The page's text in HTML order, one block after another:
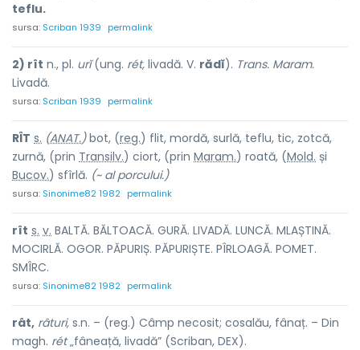
teflu.
sursa: Scriban 1939 permalink
2) rît n., pl. urĭ(ung. rét, livadă. V. rădĭ). Trans. Maram.
Livadă.
sursa: Scriban 1939 permalink
RÎT s. (ANAT.)bot, (reg.) flit, mordă, surlă, teflu, tic, zotcă,
zurnă, (prin Transilv.) ciort, (prin Maram.) roată, (Mold. și
Bucov.) sfîrlă. (~ al porcului.)
sursa: Sinonime82 1982 permalink
rît s. v. BALTĂ. BĂLTOACĂ. GURĂ. LIVADĂ. LUNCĂ. MLAȘTINĂ.
MOCIRLĂ. OGOR. PĂPURIȘ. PĂPURIȘTE. PÎRLOAGĂ. POMET.
SMÎRC.
sursa: Sinonime82 1982 permalink
rât, râturi, s.n. – (reg.) Câmp necosit; cosalău, fânaț. – Din
magh. rét„fâneață, livadă” (Scriban, DEX).